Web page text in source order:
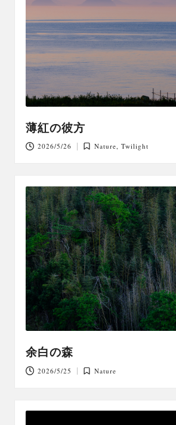
薄紅の彼方
2026/5/26
Posted
Nature,Twilight
余白の森
2026/5/25
Posted
Nature